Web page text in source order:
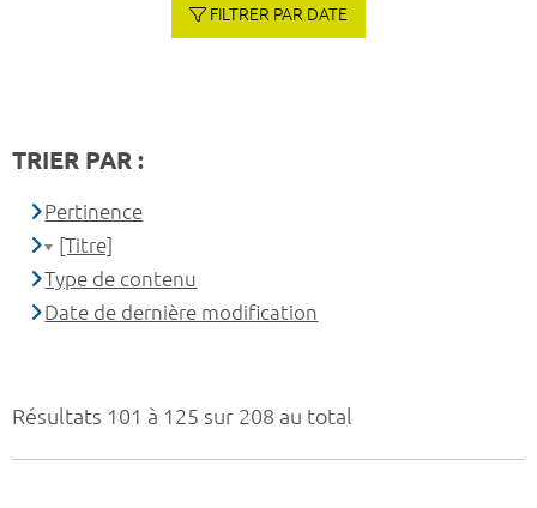
Résultats 101 à 125 sur 208 au total
FILTRER PAR DATE
TRIER PAR :
Pertinence
[Titre]
Type de contenu
Date de dernière modification